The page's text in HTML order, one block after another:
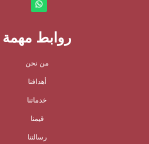
روابط مهمة
من نحن
أهدافنا
خدماتنا
قيمنا
رسالتنا